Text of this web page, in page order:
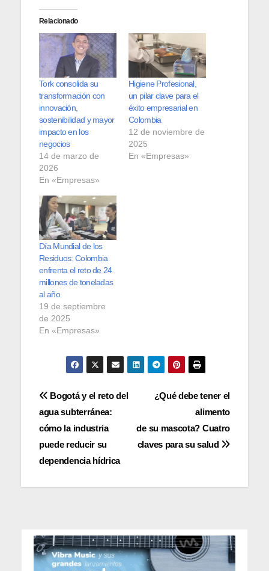
Relacionado
Tork consolida su
transformación con
innovación,
sostenibilidad y mayor
impacto en los
negocios
14 de marzo de
2026
En «Empresas»
Higiene Profesional,
un pilar clave para el
éxito empresarial en
Colombia
12 de noviembre de
2025
En «Empresas»
Día Mundial de los
Residuos: Colombia
enfrenta el reto de 24
millones de toneladas
al año
19 de septiembre
de 2025
En «Empresas»
Navegación
de
entradas
¿Qué debe tener el
alimento
de su mascota? Cuatro
claves para su salud
Bogotá y el reto del
agua subterránea:
cómo la industria
puede reducir su
dependencia hídrica